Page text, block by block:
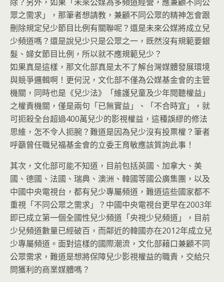
眾之需求」，那筆者想請教，兼顧不同公眾的精神怎會跟
刪除規定兒少節目比例有關聯呢？還是未來公媒將成立兒
少頻道嗎？還是說兒少只是公眾之一，既然沒有規範要銀
髮、婦女節目比例，所以就不應規範兒少？
如果真是這樣，那文化部真是太不了解台灣媒體發展環境
與競爭邏輯啊！更何況，文化部不僅為公媒基金會的主管
機關，同時也是《兒少法》「維護兒童及少年閱聽權益」
之權責機關，僅是兩句「已無實益」、「不合時宜」，就
可扼殺全台超過400萬兒少的影視權益，這種誤繆的修法
思維，怎不令人扼腕？難道是因為兒少沒有投票權？筆者
呼籲曾任職兒福基金會的立委王育敏應該質詢此事！
其次，文化部可能不知道，目前包括英國、加拿大、美
國、德國、法國、瑞典、澳洲、韓國等國公廣集團，以及
中國中央電視台，都有兒少專屬頻道，難道這些國家都不
重視「不同公眾之需求」？中國中央電視台更早在2003年
即已成立第一個全國性兒少頻道「央視少兒頻道」，目前
少兒頻道數量已經破百，而鄰近的韓國亦在2012年成立兒
少專屬頻道。面對這樣的國際潮流，文化部藉口兼顧不同
公眾需求，難道是想將保障兒少影視權益的職責，交給只
問獲利的商業媒體嗎？